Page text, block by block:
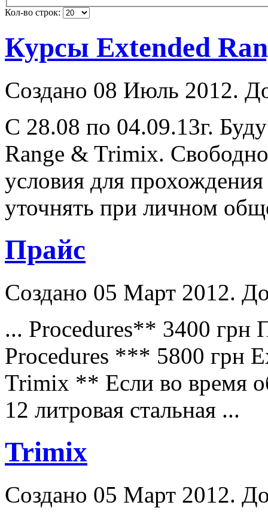
Кол-во строк:
Курсы Extended
Создано 08 Июль 2012.
С 28.08 по 04.09.13г.
Range & Trimix.
условия для
уточнять при личном
Прайс
Создано 05 Март 2012.
... Procedures** 3400 грн
Procedures *** 5800 грн
Trimix ** Eсли во время
12 литровая стальная ...
Trimix
Создано 05 Март 2012.